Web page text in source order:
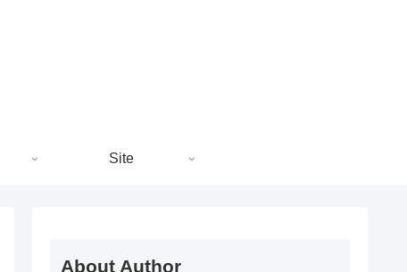
Site
About Author